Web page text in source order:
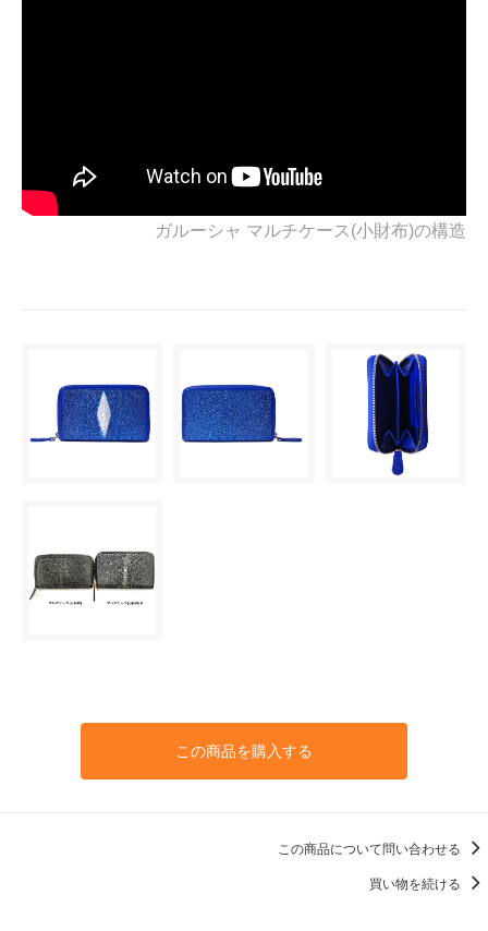
ガルーシャ マルチケース(小財布)の構造
この商品を購入する
この商品について問い合わせる
買い物を続ける